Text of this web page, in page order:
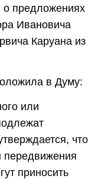
о предложениях
Ивановича
Каруана из
в Думу:
или
что
передвижения
приносить